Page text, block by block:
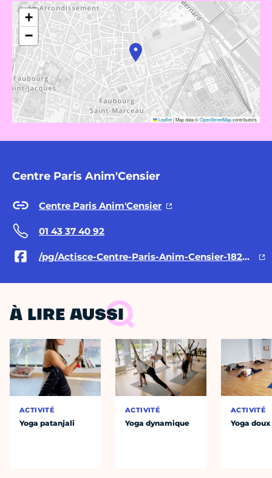
+
−
Leaflet|Map data ©OpenStreetMapcontributors
Centre Paris Anim'Censier
Centre Paris Anim'Censier
01 43 37 40 92
/pg/Actisce-Centre-Paris-Anim-Censier-182530205117234/posts/
À LIRE AUSSI
ACTIVITÉ
Yoga patanjali
ACTIVITÉ
Yoga dynamique
ACTIVITÉ
Yoga doux